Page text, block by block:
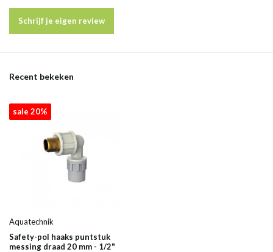
Schrijf je eigen review
Recent bekeken
sale 20%
Aquatechnik
Safety-pol haaks puntstuk
messing draad 20 mm - 1/2"